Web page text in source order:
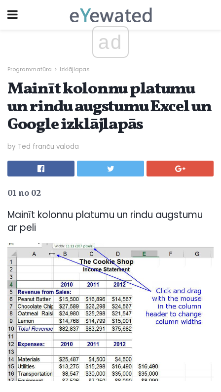
ad
Programmatūra Izklājlapas
Mainīt kolonnu platumu
un rindu augstumu Excel un
Google izklājlapās
by Ted franču valoda
01 no 02
Mainīt kolonnu platumu un rindu augstumu
ar peli